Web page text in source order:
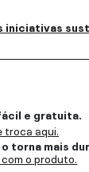
iniciativas
e gratuita.
troca aqui.
torna mais
o produto.